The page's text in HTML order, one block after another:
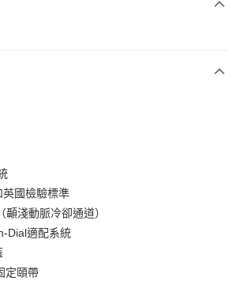
含以上)免運費
含以上)免運費
國檢驗標準
淺動脈冷卻通道）
Dial適配系統
定頤帶